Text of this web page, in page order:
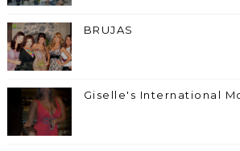
BRUJAS
Giselle's International